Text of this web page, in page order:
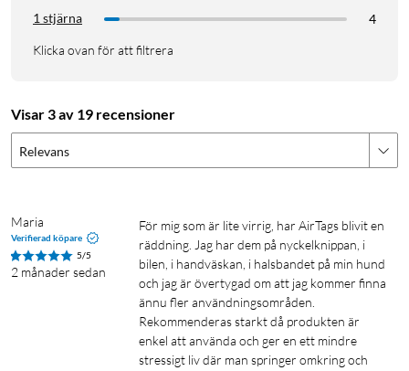
1 stjärna
4
Klicka ovan för att filtrera
Visar 3 av 19 recensioner
Relevans
Maria
Verifierad köpare
5/5
2 månader sedan
För mig som är lite virrig, har AirTags blivit en
räddning. Jag har dem på nyckelknippan, i
bilen, i handväskan, i halsbandet på min hund
och jag är övertygad om att jag kommer finna
ännu fler användningsområden.
Rekommenderas starkt då produkten är
enkel att använda och ger en ett mindre
stressigt liv där man springer omkring och